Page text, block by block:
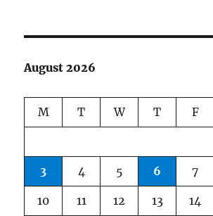
August 2026
M T W T F
3 4 5 6 7
10 11 12 13 14